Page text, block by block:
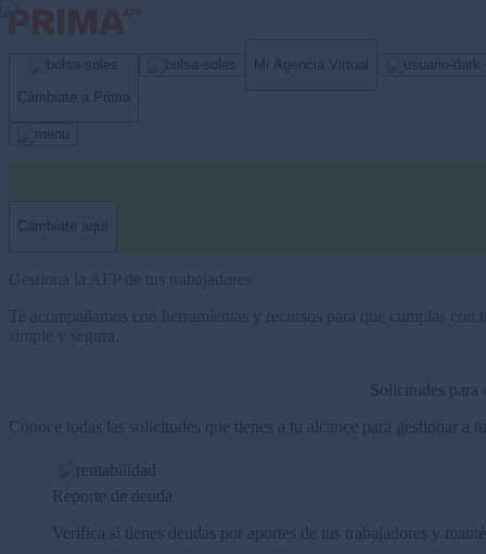
Cámbiate a Prima
Mi Agencia Virtual
Cámbiate aquí
Solicitudes para
Conoce todas las solicitudes que tienes a tu alcance para gestionar a
Reporte de deuda
Verifica si tienes deudas por aportes de tus trabajadores y